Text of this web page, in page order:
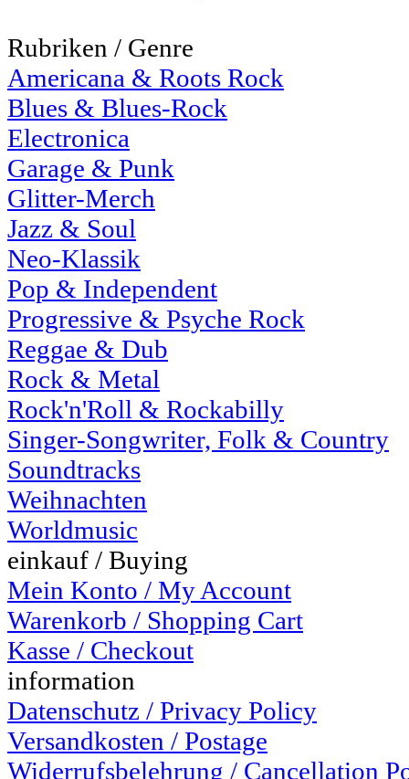
Rubriken / Genre
Americana & Roots Rock
Blues & Blues-Rock
Electronica
Garage & Punk
Glitter-Merch
Jazz & Soul
Neo-Klassik
Pop & Independent
Progressive & Psyche Rock
Reggae & Dub
Rock & Metal
Rock'n'Roll & Rockabilly
Singer-Songwriter, Folk & Country
Soundtracks
Weihnachten
Worldmusic
einkauf / Buying
Mein Konto / My Account
Warenkorb / Shopping Cart
Kasse / Checkout
information
Datenschutz / Privacy Policy
Versandkosten / Postage
Widerrufsbelehrung / Cancellation